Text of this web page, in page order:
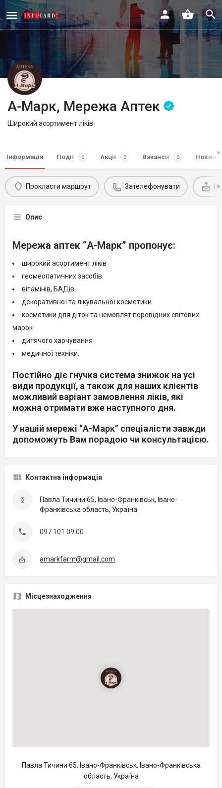
А-Марк, Мережа Аптек
Широкий асортимент ліків
Інформація Події 0 Акції 0 Вакансії 0 Новини
Прокласти маршрут Зателефонувати
Опис
Мережа аптек “А-Марк” пропонує:
широкий асортимент ліків
геомеопатичних засобів
вітамінів, БАДів
декоративної та лікувальної косметики
косметики для діток та немовлят поровідних світових
марок
дитячого харчування
медичної техніки.
Постійно діє гнучка система знижок на усі
види продукції, а також для наших клієнтів
можливий варіант замовлення ліків, які
можна отримати вже наступного дня.
У нашій мережі “А-Марк” спеціалісти завжди
допоможуть Вам порадою чи консультацією.
Контактна інформація
Павла Тичини 65, Івано-Франківськ, Івано-
Франківська область, Україна
097 101 09 00
amarkfarm@gmail.com
Місцезнаходження
Павла Тичини 65, Івано-Франківськ, Івано-Франківська
область, Україна